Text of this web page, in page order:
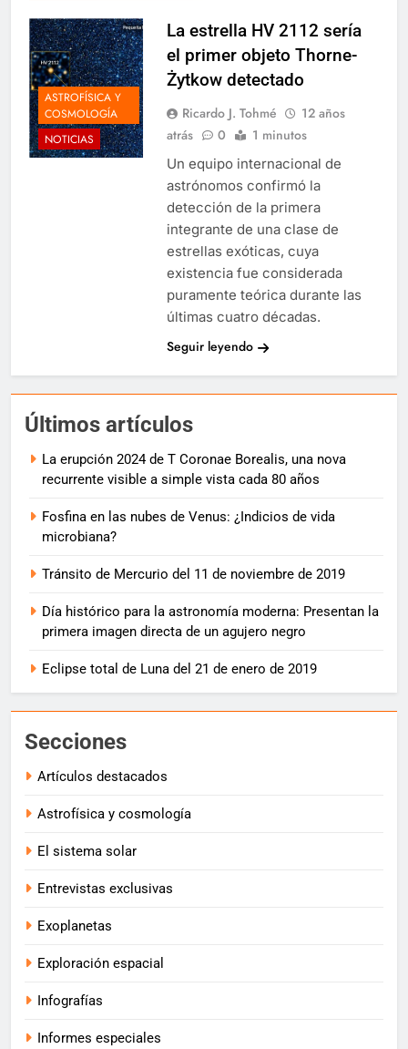
ASTROFÍSICA Y
COSMOLOGÍA
NOTICIAS
La estrella HV 2112 sería
el primer objeto Thorne-
Żytkow detectado
Ricardo J. Tohmé
12 años
atrás
0 1 minutos
Un equipo internacional de
astrónomos confirmó la
detección de la primera
integrante de una clase de
estrellas exóticas, cuya
existencia fue considerada
puramente teórica durante las
últimas cuatro décadas.
Seguir leyendo
Últimos artículos
La erupción 2024 de T Coronae Borealis, una nova
recurrente visible a simple vista cada 80 años
Fosfina en las nubes de Venus: ¿Indicios de vida
microbiana?
Tránsito de Mercurio del 11 de noviembre de 2019
Día histórico para la astronomía moderna: Presentan la
primera imagen directa de un agujero negro
Eclipse total de Luna del 21 de enero de 2019
Secciones
Artículos destacados
Astrofísica y cosmología
El sistema solar
Entrevistas exclusivas
Exoplanetas
Exploración espacial
Infografías
Informes especiales